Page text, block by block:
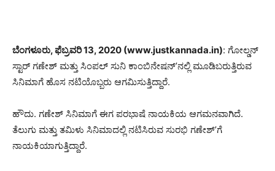
ಬೆಂಗಳೂರು, ಫೆಬ್ರವರಿ 13, 2020 (www.justkannada.in): ಗೋಲ್ಡನ್
ಸ್ಟಾರ್ ಗಣೇಶ್ ಮತ್ತು ಸಿಂಪಲ್ ಸುನಿ ಕಾಂಬಿನೇಷನ್’ನಲ್ಲಿ ಮೂಡಿಬರುತ್ತಿರುವ
ಸಿನಿಮಾಗೆ ಹೊಸ ನಟಿಯೊಬ್ಬರು ಆಗಮಿಸುತ್ತಿದ್ದಾರೆ.
ಹೌದು. ಗಣೇಶ್ ಸಿನಿಮಾಗೆ ಈಗ ಪರಭಾಷೆ ನಾಯಕಿಯ ಆಗಮನವಾಗಿದೆ.
ತೆಲುಗು ಮತ್ತು ತಮಿಳು ಸಿನಿಮಾದಲ್ಲಿ ನಟಿಸಿರುವ ಸುರಭಿ ಗಣೇಶ್’ಗೆ
ನಾಯಕಿಯಾಗುತ್ತಿದ್ದಾರೆ.